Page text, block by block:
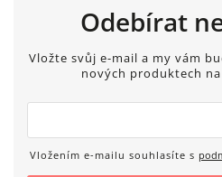
Odebírat
Vložte svůj e-mail a my vám
nových produktech
Vložením e-mailu souhlasíte s